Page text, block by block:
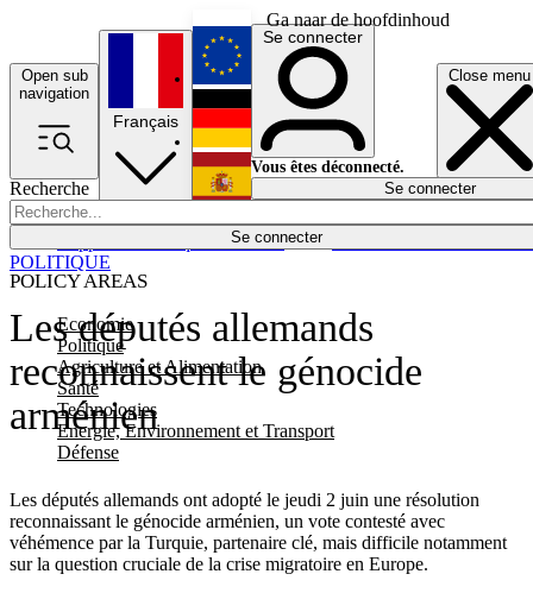
Ga naar de hoofdinhoud
Open sub
navigation
Close menu
Recherche
Se connecter
POLICY AREAS
Economie
Politique
Agriculture et Alimentation
Santé
Technologies
Energie, Environnement et Transport
Défense
Économie
Français
English
Deutsch
Español
Se connecter
Vous êtes déconnecté.
Se connecter
Les députés allemands
reconnaissent le génocide
arménien
Les députés allemands ont adopté le jeudi 2 juin une résolution
reconnaissant le génocide arménien, un vote contesté avec
véhémence par la Turquie, partenaire clé, mais difficile notamment
sur la question cruciale de la crise migratoire en Europe.
POLITIQUE